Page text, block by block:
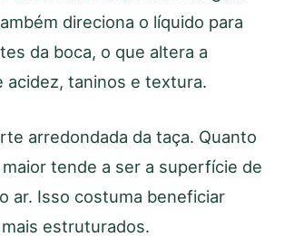
direciona o líquido para
da boca, o que altera a
acidez, taninos e textura.
arredondada da taça. Quanto
tende a ser a superfície de
ar. Isso costuma beneficiar
estruturados.